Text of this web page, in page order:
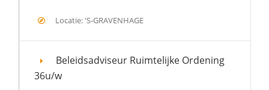
Locatie: 'S-GRAVENHAGE
Beleidsadviseur Ruimtelijke Ordening
36u/w